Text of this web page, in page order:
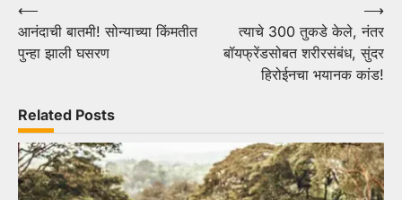
Post
navigation
⟵
आनंदाची बातमी! सोन्याच्या किंमतीत
पुन्हा झाली घसरण
त्याचे 300 तुकडे केले, नंतर
बॉयफ्रेंडसोबत शरीरसंबंध, सुंदर
हिरोईनचा भयानक कांड!
⟶
Related Posts